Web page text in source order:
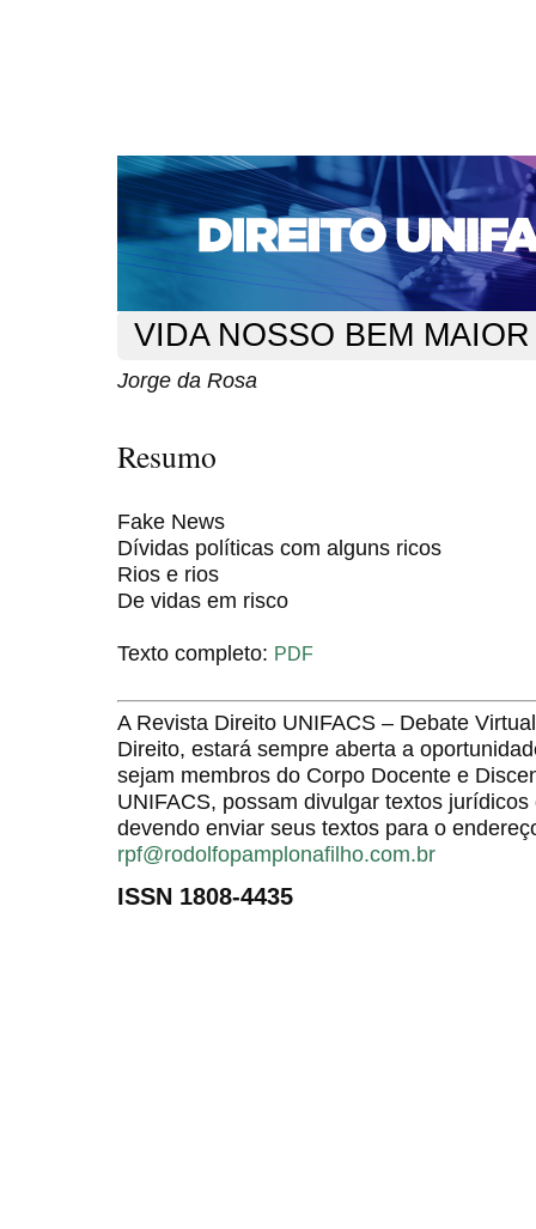
CAPA SOBRE ACESSO CADASTRO
NOTÍCIAS
EDIÇÕES DE Nº 1 A 100 WEBMAIL
Capa>n. 240 (2020) > Rosa
VIDA NOSSO BEM MAIOR
Jorge da Rosa
Resumo
Fake News
Dívidas políticas com alguns ricos
Rios e rios
De vidas em risco
Texto completo: PDF
A Revista Direito UNIFACS – Debate
Direito, estará sempre aberta a
sejam membros do Corpo Docente e
UNIFACS, possam divulgar textos
devendo enviar seus textos para o
rpf@rodolfopamplonafilho.com.br
ISSN 1808-4435